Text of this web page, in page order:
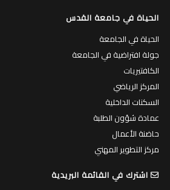
الحياة في جامعة القدس
الحياة في الجامعة
جولة افتراضية في الجامعة
الكافتيريات
المركز الرياضي
السكنات الداخلية
عمادة شؤون الطلبة
حاضنة الأعمال
مركز التطوير المهني
اشترك في القائمة البريدية